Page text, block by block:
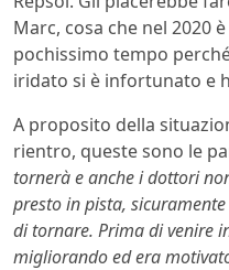
Marc, cosa che nel 2020
pochissimo tempo
iridato si è infortunato e
A proposito della
rientro, queste sono le
tornerà e anche i dottori
presto in pista,
di tornare. Prima di venire
migliorando ed era